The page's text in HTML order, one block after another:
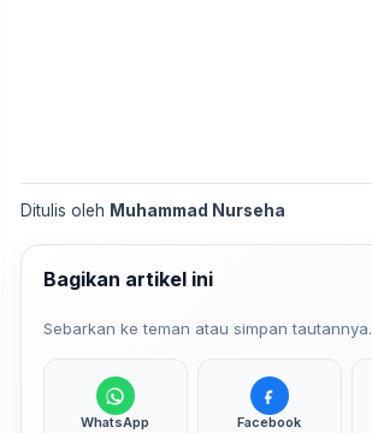
Ditulis oleh Muhammad Nurseha
Bagikan artikel ini
Sebarkan ke teman atau simpan tautannya.
WhatsApp Facebook